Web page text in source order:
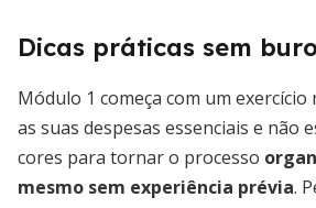
Dicas práticas sem
Módulo 1 começa com um
as suas despesas essenciais e não
cores para tornar o processo
mesmo sem experiência prévia.